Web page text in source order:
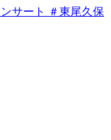
サート ＃東尾久保